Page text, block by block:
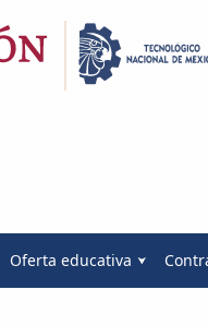
Oferta educativa